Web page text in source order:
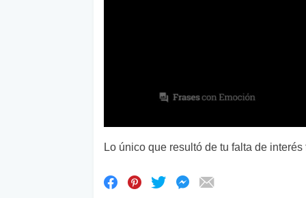
Lo único que resultó de tu falta de